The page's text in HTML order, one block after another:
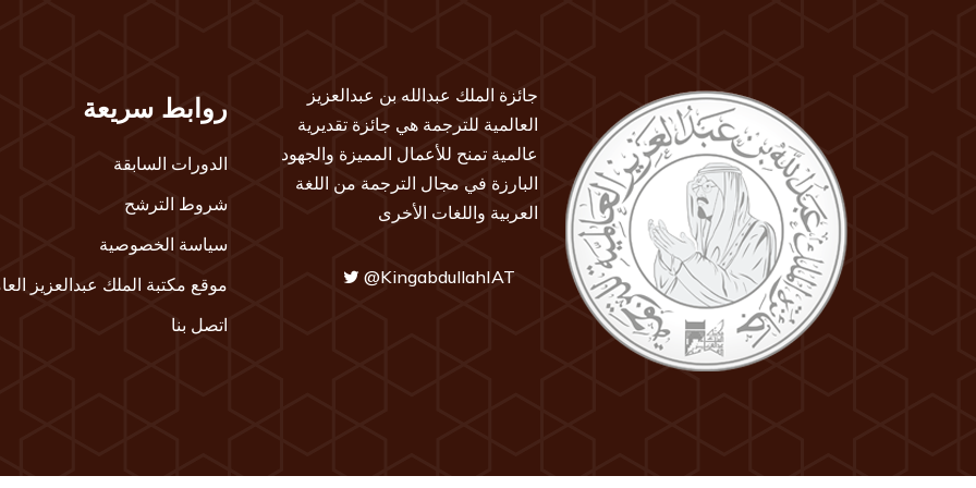
جائزة الملك عبدالله بن عبدالعزيز
العالمية للترجمة هي جائزة تقديرية
عالمية تمنح للأعمال المميزة والجهود
البارزة في مجال الترجمة من اللغة
العربية واللغات الأخرى
@KingabdullahIAT
روابط سريعة
الدورات السابقة
شروط الترشح
سياسة الخصوصية
موقع مكتبة الملك عبدالعزيز
اتصل بنا